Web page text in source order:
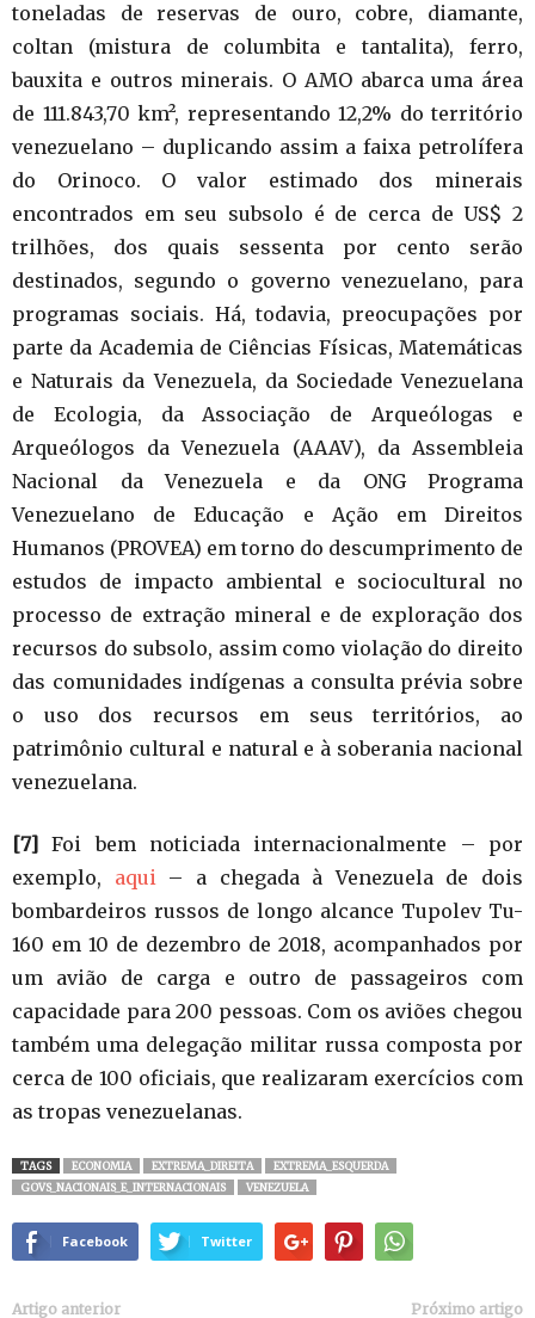
toneladas de reservas de ouro, cobre, diamante,
coltan (mistura de columbita e tantalita), ferro,
bauxita e outros minerais. O AMO abarca uma área
de 111.843,70 km², representando 12,2% do território
venezuelano – duplicando assim a faixa petrolífera
do Orinoco. O valor estimado dos minerais
encontrados em seu subsolo é de cerca de US$ 2
trilhões, dos quais sessenta por cento serão
destinados, segundo o governo venezuelano, para
programas sociais. Há, todavia, preocupações por
parte da Academia de Ciências Físicas, Matemáticas
e Naturais da Venezuela, da Sociedade Venezuelana
de Ecologia, da Associação de Arqueólogas e
Arqueólogos da Venezuela (AAAV), da Assembleia
Nacional da Venezuela e da ONG Programa
Venezuelano de Educação e Ação em Direitos
Humanos (PROVEA) em torno do descumprimento de
estudos de impacto ambiental e sociocultural no
processo de extração mineral e de exploração dos
recursos do subsolo, assim como violação do direito
das comunidades indígenas a consulta prévia sobre
o uso dos recursos em seus territórios, ao
patrimônio cultural e natural e à soberania nacional
venezuelana.
[7]
Foi bem noticiada internacionalmente – por
exemplo, aqui– a chegada à Venezuela de dois
bombardeiros russos de longo alcance Tupolev Tu-
160 em 10 de dezembro de 2018, acompanhados por
um avião de carga e outro de passageiros com
capacidade para 200 pessoas. Com os aviões chegou
também uma delegação militar russa composta por
cerca de 100 oficiais, que realizaram exercícios com
as tropas venezuelanas.
TAGS ECONOMIA EXTREMA_DIREITA
EXTREMA_ESQUERDA
GOVS_NACIONAIS_E_INTERNACIONAIS
VENEZUELA
Facebook Twitter
Artigo anterior Próximo artigo